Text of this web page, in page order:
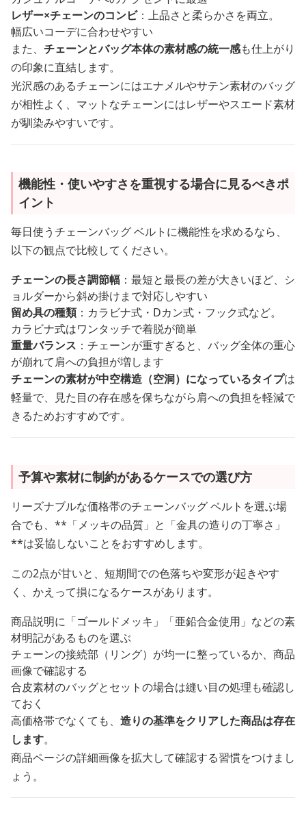
レザー×チェーンのコンビ：上品さと柔らかさを両立。
幅広いコーデに合わせやすい
また、 チェーンとバッグ本体の素材感の統一感も仕上がり
の印象に直結します。
光沢感のあるチェーンにはエナメルやサテン素材のバッグ
が相性よく、マットなチェーンにはレザーやスエード素材
が馴染みやすいです。
機能性・使いやすさを重視する場合に見るべきポ
イント
毎日使うチェーンバッグ ベルトに機能性を求めるなら、
以下の観点で比較してください。
チェーンの長さ調節幅 ：最短と最長の差が大きいほど、シ
ョルダーから斜め掛けまで対応しやすい
留め具の種類：カラビナ式・Dカン式・フック式など。
カラビナ式はワンタッチで着脱が簡単
重量バランス ：チェーンが重すぎると、バッグ全体の重心
が崩れて肩への負担が増します
チェーンの素材が中空構造（空洞）になっているタイプは
軽量で、見た目の存在感を保ちながら肩への負担を軽減で
きるためおすすめです。
予算や素材に制約があるケースでの選び方
リーズナブルな価格帯のチェーンバッグ ベルトを選ぶ場
合でも、**「メッキの品質」と「金具の造りの丁寧さ」
**は妥協しないことをおすすめします。
この2点が甘いと、短期間での色落ちや変形が起きやす
く、かえって損になるケースがあります。
商品説明に「ゴールドメッキ」「亜鉛合金使用」などの素
材明記があるものを選ぶ
チェーンの接続部（リング）が均一に整っているか、商品
画像で確認する
合皮素材のバッグとセットの場合は縫い目の処理も確認し
ておく
高価格帯でなくても、 造りの基準をクリアした商品は存在
します。
商品ページの詳細画像を拡大して確認する習慣をつけまし
ょう。